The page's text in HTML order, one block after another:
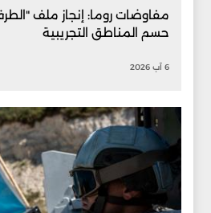
مفاوضات روما: إنجاز ملف
حسم المناطق التجريبية
6 آب 2026